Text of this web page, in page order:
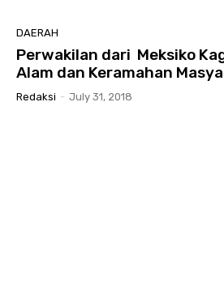
DAERAH
Perwakilan dari Meksiko
Alam dan Keramahan
Redaksi - July 31, 2018